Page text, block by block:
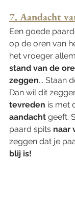
7. Aandacht
Een goede
op de oren van
het vroeger
stand van de
zeggen... Staan
Dan wil dit
tevreden is met
aandacht geeft.
paard spits naar
zeggen dat je
blij is!